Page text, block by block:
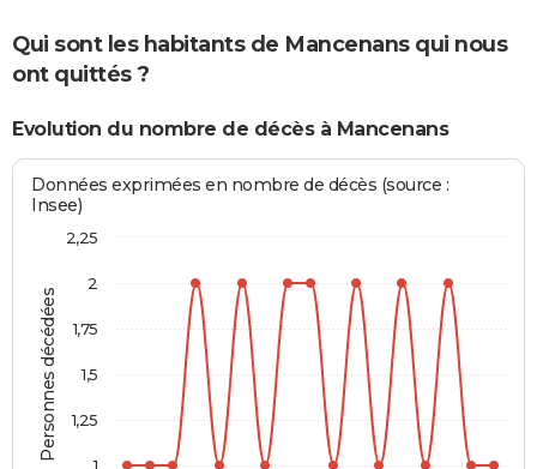
Qui sont les habitants de Mancenans qui nous
ont quittés ?
Evolution du nombre de décès à Mancenans
Personnes décédées
Données exprimées en nombre de décès (source :
Insee)
1,25
1,5
1,75
2
2,25